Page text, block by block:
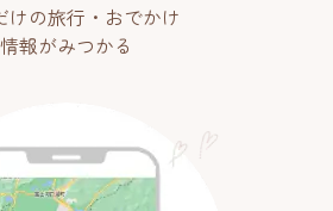
けの旅行・おでかけ
情報がみつかる